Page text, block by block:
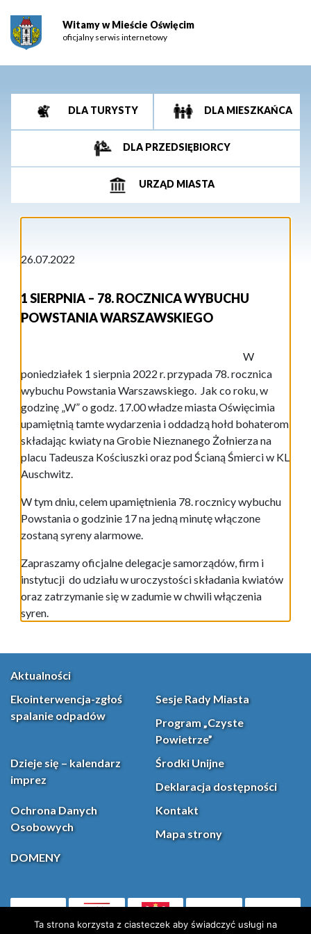
Witamy w Mieście Oświęcim
oficjalny serwis internetowy
DLA TURYSTY DLA MIESZKAŃCA
DLA PRZEDSIĘBIORCY
URZĄD MIASTA
26.07.2022
1 SIERPNIA – 78. ROCZNICA WYBUCHU
POWSTANIA WARSZAWSKIEGO
W
poniedziałek 1 sierpnia 2022 r. przypada 78. rocznica
wybuchu Powstania Warszawskiego. Jak co roku, w
godzinę „W” o godz. 17.00 władze miasta Oświęcimia
upamiętnią tamte wydarzenia i oddadzą hołd bohaterom
składając kwiaty na Grobie Nieznanego Żołnierza na
placu Tadeusza Kościuszki oraz pod Ścianą Śmierci w KL
Auschwitz.
W tym dniu, celem upamiętnienia 78. rocznicy wybuchu
Powstania o godzinie 17 na jedną minutę włączone
zostaną syreny alarmowe.
Zapraszamy oficjalne delegacje samorządów, firm i
instytucji do udziału w uroczystości składania kwiatów
oraz zatrzymanie się w zadumie w chwili włączenia
syren.
Aktualności
Ekointerwencja-zgłoś
spalanie odpadów
Sesje Rady Miasta
Program „Czyste
Powietrze”
Dzieje się – kalendarz
imprez
Środki Unijne
Deklaracja dostępności
Ochrona Danych
Osobowych
Kontakt
Mapa strony
DOMENY
(otwiera się w nowej karcie)Facebook
Ta strona korzysta z ciasteczek aby świadczyć usługi na